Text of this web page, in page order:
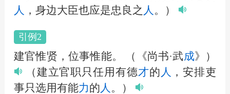
人 ，身边大臣也应是忠良之 人 。）
引例2
建官惟贤，位事惟能。 （《尚书·武成》）
（建立官职只任用有德才的 人 ，安排吏
事只选用有能力的 人 。）